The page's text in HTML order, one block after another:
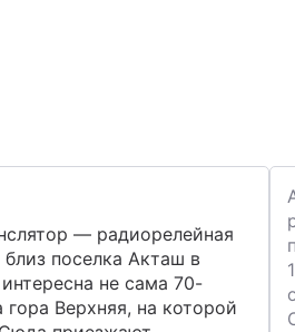
— радиорелейная
поселка Акташ в
не сама 70-
Верхняя, на которой
1